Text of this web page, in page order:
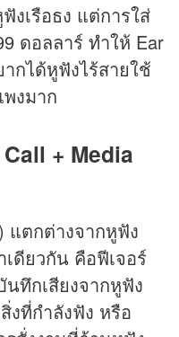
งเรือธง แต่การใส่
ดอลลาร์ ทำให้ Ear
กได้หูฟังไร้สายใช้
งมาก
+ Media
แตกต่างจากหูฟัง
ดียวกัน คือฟีเจอร์
นทึกเสียงจากหูฟัง
งที่กำลังฟัง หรือ